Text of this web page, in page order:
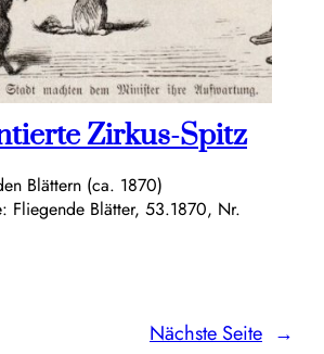
Zirkus-Spitz
Blättern (ca. 1870)
Fliegende Blätter, 53.1870, Nr.
Nächste Seite →